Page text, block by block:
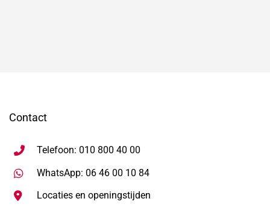
Contact
Telefoon: 010 800 40 00
WhatsApp: 06 46 00 10 84Stuur WhatsApp bericht,
Locaties en openingstijden